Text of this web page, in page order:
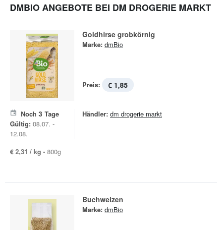
DMBIO ANGEBOTE BEI DM DROGERIE MARKT
Goldhirse grobkörnig
Marke: dmBio
Preis: € 1,85
Noch 3 Tage
Gültig: 08.07. -
12.08.
Händler: dm drogerie markt
€ 2,31 / kg - 800g
Buchweizen
Marke: dmBio